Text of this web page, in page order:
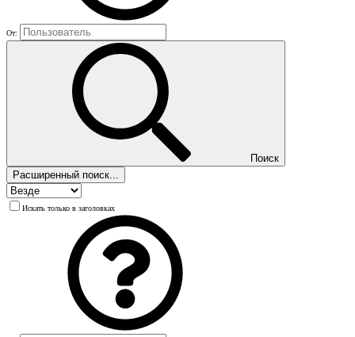
От:
Поиск
Расширенный поиск...
Искать только в заголовках